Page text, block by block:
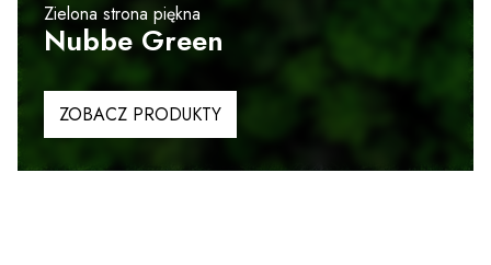
Zielona strona piękna
Nubbe Green
ZOBACZ PRODUKTY